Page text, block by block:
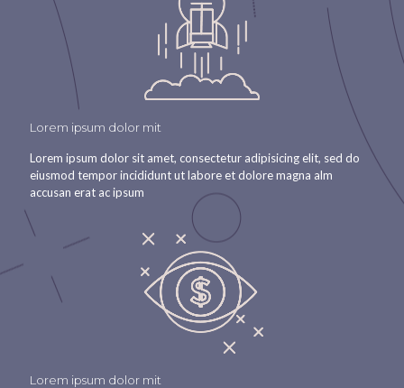
Lorem ipsum dolor mit
Lorem ipsum dolor sit amet, consectetur adipisicing elit, sed do
eiusmod tempor incididunt ut labore et dolore magna alm
accusan erat ac ipsum
Lorem ipsum dolor mit